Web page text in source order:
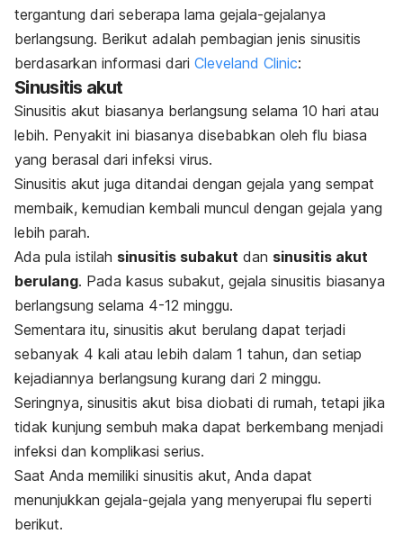
tergantung dari seberapa lama gejala-gejalanya
berlangsung. Berikut adalah pembagian jenis sinusitis
berdasarkan informasi dari Cleveland Clinic:
Sinusitis akut
Sinusitis akut biasanya berlangsung selama 10 hari atau
lebih. Penyakit ini biasanya disebabkan oleh flu biasa
yang berasal dari infeksi virus.
Sinusitis akut juga ditandai dengan gejala yang sempat
membaik, kemudian kembali muncul dengan gejala yang
lebih parah.
Ada pula istilah sinusitis subakut dan sinusitis akut
berulang. Pada kasus subakut, gejala sinusitis biasanya
berlangsung selama 4-12 minggu.
Sementara itu, sinusitis akut berulang dapat terjadi
sebanyak 4 kali atau lebih dalam 1 tahun, dan setiap
kejadiannya berlangsung kurang dari 2 minggu.
Seringnya, sinusitis akut bisa diobati di rumah, tetapi jika
tidak kunjung sembuh maka dapat berkembang menjadi
infeksi dan komplikasi serius.
Saat Anda memiliki sinusitis akut, Anda dapat
menunjukkan gejala-gejala yang menyerupai flu seperti
berikut.